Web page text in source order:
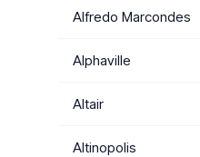
Alfredo Marcondes
Alphaville
Altair
Altinopolis